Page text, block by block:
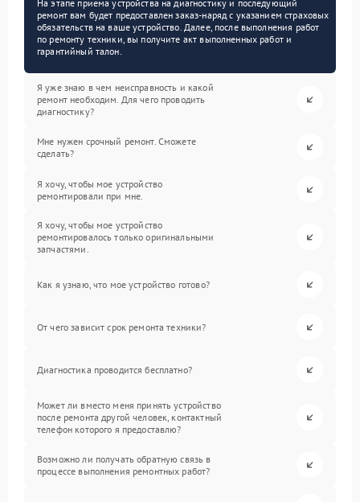
На этапе приема устройства на диагностику и последующий
ремонт вам будет предоставлен заказ-наряд с указанием страховых
обязательств на ваше устройство. Далее, после выполнения работ
по ремонту техники, вы получите акт выполненных работ и
гарантийный талон.
Я уже знаю в чем неисправность и какой
ремонт необходим. Для чего проводить
диагностику?
Мне нужен срочный ремонт. Сможете
сделать?
Я хочу, чтобы мое устройство
ремонтировали при мне.
Я хочу, чтобы мое устройство
ремонтировалось только оригинальными
запчастями.
Как я узнаю, что мое устройство готово?
От чего зависит срок ремонта техники?
Диагностика проводится бесплатно?
Может ли вместо меня принять устройство
после ремонта другой человек, контактный
телефон которого я предоставлю?
Возможно ли получать обратную связь в
процессе выполнения ремонтных работ?